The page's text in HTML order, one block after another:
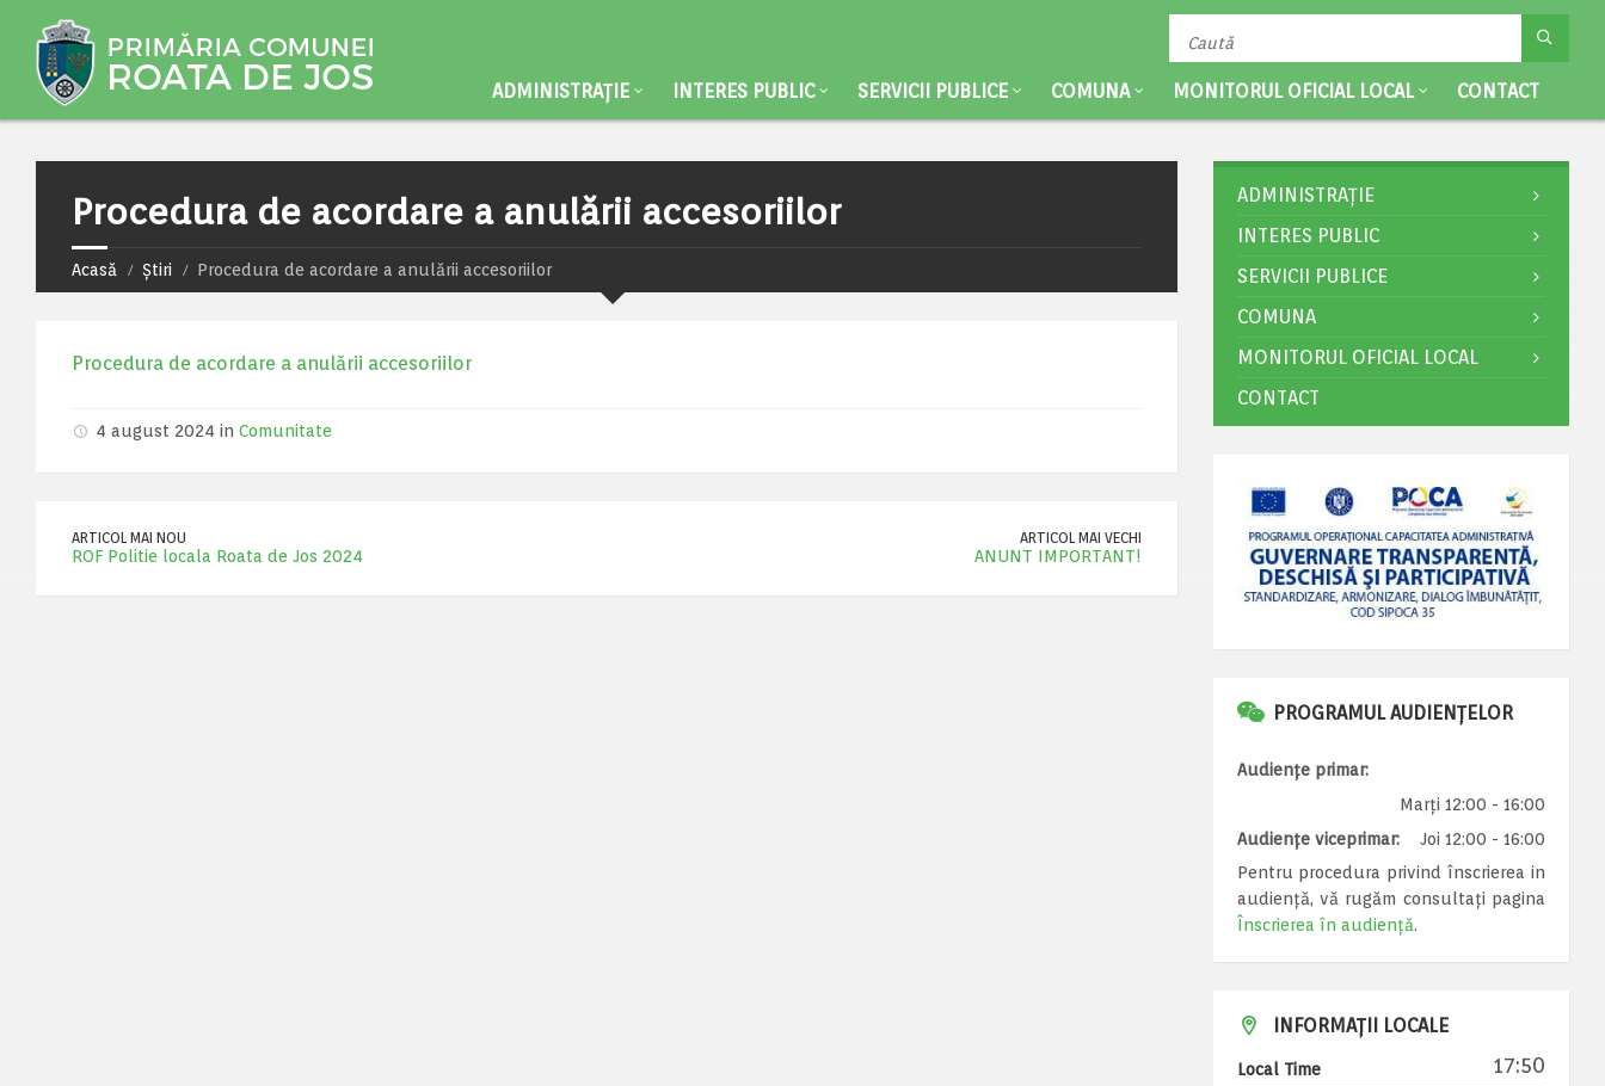
ADMINISTRAȚIE INTERES PUBLIC SERVICII PUBLICE COMUNA MONITORUL OFICIAL LOCAL CONTACT
Procedura de acordare a anulării accesoriilor
Acasă Știri Procedura de acordare a anulării accesoriilor
Procedura de acordare a anulării accesoriilor
4 august 2024 in Comunitate
ARTICOL MAI NOU
ROF Politie locala Roata de Jos 2024
ARTICOL MAI VECHI
ANUNT IMPORTANT!
ADMINISTRAȚIE
INTERES PUBLIC
SERVICII PUBLICE
COMUNA
MONITORUL OFICIAL LOCAL
CONTACT
PROGRAMUL AUDIENȚELOR
Audiențe primar:
Marți 12:00 - 16:00
Audiențe viceprimar:
Joi 12:00 - 16:00
Pentru procedura privind înscrierea in
audiență, vă rugăm consultați pagina
Înscrierea în audiență.
INFORMAȚII LOCALE
Local Time 17:50